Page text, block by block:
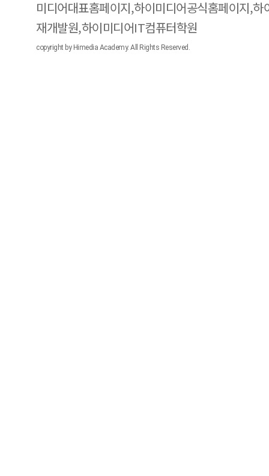
미디어대표홈페이지,하이미디어공식홈페이지,
재개발원,하이미디어IT컴퓨터학원
copyright by Himedia Academy. All Rights Reserved.